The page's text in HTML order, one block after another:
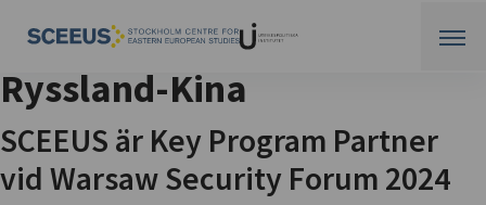
Ryssland-Kina
SCEEUS är Key Program Partner
vid Warsaw Security Forum 2024